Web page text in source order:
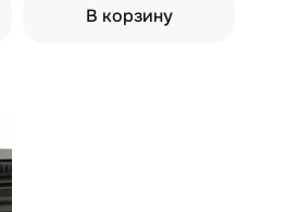
маска 200 мл)В корзину